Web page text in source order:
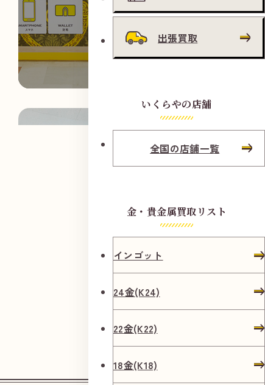
出張買取
いくらやの店舗
全国の店舗一覧
金・貴金属買取リスト
インゴット
24金(K24)
22金(K22)
18金(K18)